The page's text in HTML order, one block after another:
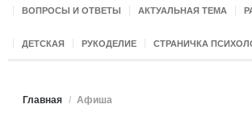
ВОПРОСЫ И ОТВЕТЫ АКТУАЛЬНАЯ ТЕМА
ДЕТСКАЯ РУКОДЕЛИЕ СТРАНИЧКА
Главная / Афиша